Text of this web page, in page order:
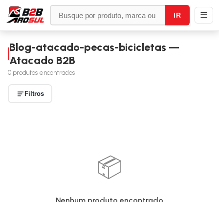
IR ☰
Blog-atacado-pecas-bicicletas —
Atacado B2B
0 produtos encontrados
Filtros
📦